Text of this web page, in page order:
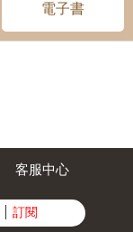
電子書
客服中心
訂閱